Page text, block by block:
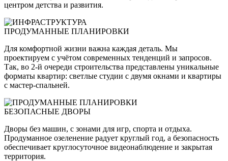
центром детства и развития.
ПРОДУМАННЫЕ ПЛАНИРОВКИ
Для комфортной жизни важна каждая деталь. Мы
проектируем с учётом современных тенденций и запросов.
Так, во 2-й очереди строительства представлены уникальные
форматы квартир: светлые студии с двумя окнами и квартиры
с мастер-спальней.
БЕЗОПАСНЫЕ ДВОРЫ
Дворы без машин, с зонами для игр, спорта и отдыха.
Продуманное озеленение радует круглый год, а безопасность
обеспечивает круглосуточное видеонаблюдение и закрытая
территория.